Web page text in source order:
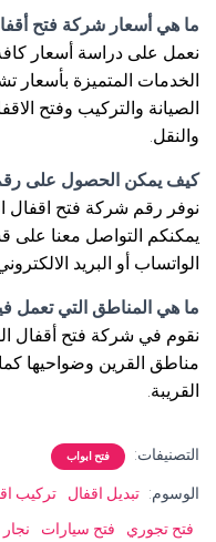
ما هي أسعار شركة فتح
نعمل على دراسة أسعار
الخدمات المتميزة بأسعار
الصيانة والتركيب وفتح
والنقل.
كيف يمكن الحصول على
نوفر رقم شركة فتح اقفال
يمكنكم التواصل معنا على
الواتساب أو البريد
ما هي المناطق التي تعمل
نقوم في شركة فتح أقفال
مناطق القرين وضواحيها
القريبة.
التصنيفات: فتح ابواب
الوسوم: تبديل اقفال تركيب
فتح تجوري
فتح سيارات